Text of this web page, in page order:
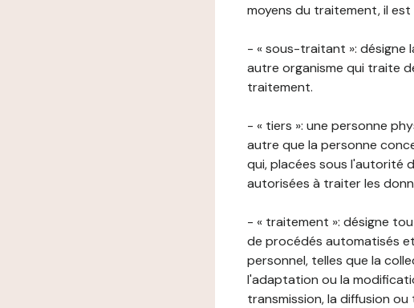
moyens du traitement, il
- « sous-traitant »: désigne
autre organisme qui traite
traitement.
- « tiers »: une personne
autre que la personne
qui, placées sous l'autorité
autorisées à traiter les
- « traitement »: désigne
de procédés automatisés
personnel, telles que la
l'adaptation ou la
transmission, la diffusion